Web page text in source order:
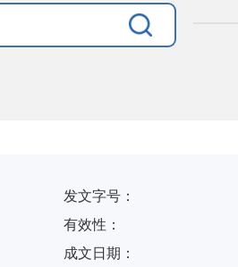
发文字号：
有效性：
成文日期：